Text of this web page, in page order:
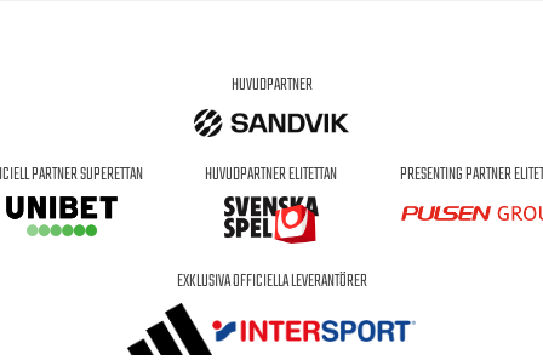
HUVUDPARTNER
PARTNER SUPERETTAN HUVUDPARTNER ELITETTAN PRESENTING PARTNER
EXKLUSIVA OFFICIELLA LEVERANTÖRER